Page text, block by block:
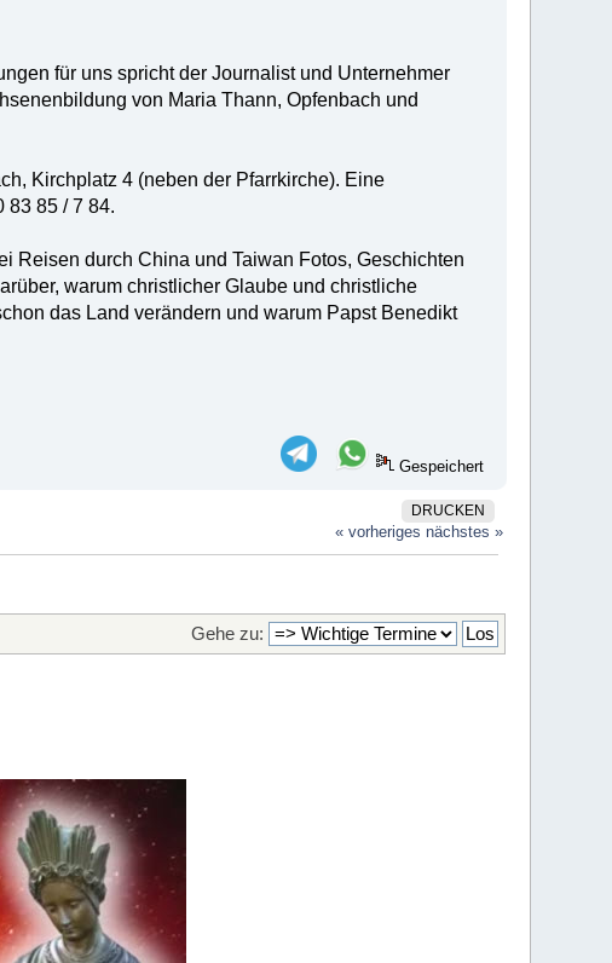
für uns spricht der Journalist und Unternehmer
von Maria Thann, Opfenbach und
Kirchplatz 4 (neben der Pfarrkirche). Eine
83 85 / 7 84.
Reisen durch China und Taiwan Fotos, Geschichten
warum christlicher Glaube und christliche
das Land verändern und warum Papst Benedikt
Gespeichert
DRUCKEN
« vorheriges nächstes »
Gehe zu: